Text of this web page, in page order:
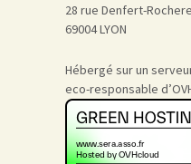
28 rue Denfert-
69004 LYON
Hébergé sur un
eco-responsable